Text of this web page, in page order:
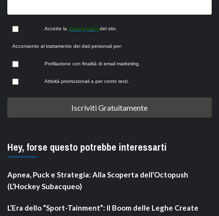
Accetto la privacy policy del sito.
Acconsento al trattamento dei dati personali per:
Profilazione con finalità di email marketing.
Attività promozionali a per conto terzi.
Hey, forse questo potrebbe interessarti
Apnea, Puck e Strategia: Alla Scoperta dell’Octopush
(L’Hockey Subacqueo)
L’Era dello “Sport-Tainment”: Il Boom delle Leghe Create